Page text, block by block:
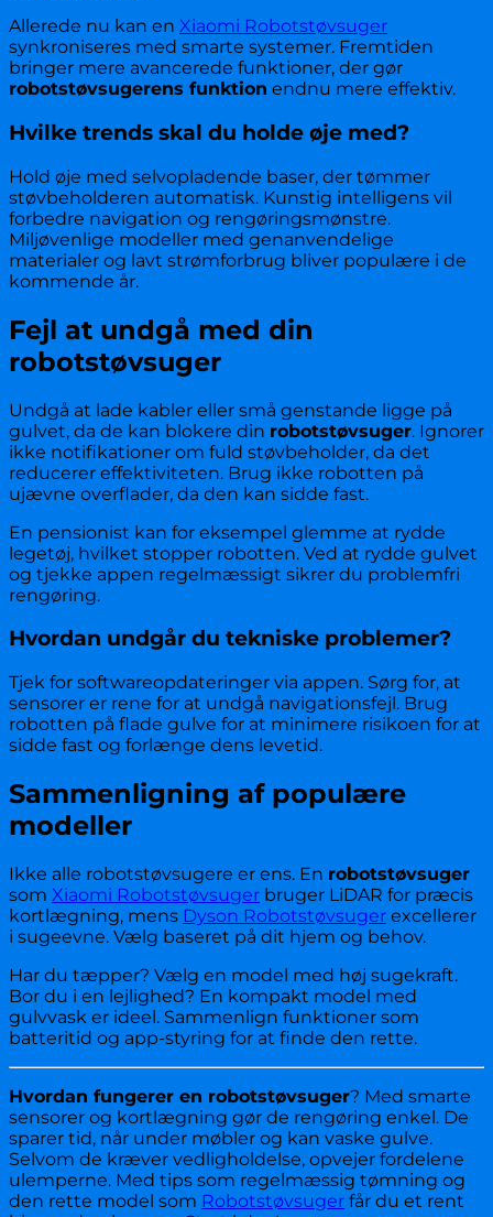
Allerede nu kan en Xiaomi Robotstøvsuger
synkroniseres med smarte systemer. Fremtiden
bringer mere avancerede funktioner, der gør
robotstøvsugerens funktion endnu mere effektiv.
Hvilke trends skal du holde øje med?
Hold øje med selvopladende baser, der tømmer
støvbeholderen automatisk. Kunstig intelligens vil
forbedre navigation og rengøringsmønstre.
Miljøvenlige modeller med genanvendelige
materialer og lavt strømforbrug bliver populære i de
kommende år.
Fejl at undgå med din
robotstøvsuger
Undgå at lade kabler eller små genstande ligge på
gulvet, da de kan blokere din robotstøvsuger. Ignorer
ikke notifikationer om fuld støvbeholder, da det
reducerer effektiviteten. Brug ikke robotten på
ujævne overflader, da den kan sidde fast.
En pensionist kan for eksempel glemme at rydde
legetøj, hvilket stopper robotten. Ved at rydde gulvet
og tjekke appen regelmæssigt sikrer du problemfri
rengøring.
Hvordan undgår du tekniske problemer?
Tjek for softwareopdateringer via appen. Sørg for, at
sensorer er rene for at undgå navigationsfejl. Brug
robotten på flade gulve for at minimere risikoen for at
sidde fast og forlænge dens levetid.
Sammenligning af populære
modeller
Ikke alle robotstøvsugere er ens. En robotstøvsuger
som Xiaomi Robotstøvsuger bruger LiDAR for præcis
kortlægning, mens Dyson Robotstøvsuger excellerer
i sugeevne. Vælg baseret på dit hjem og behov.
Har du tæpper? Vælg en model med høj sugekraft.
Bor du i en lejlighed? En kompakt model med
gulvvask er ideel. Sammenlign funktioner som
batteritid og app-styring for at finde den rette.
Hvordan fungerer en robotstøvsuger? Med smarte
sensorer og kortlægning gør de rengøring enkel. De
sparer tid, når under møbler og kan vaske gulve.
Selvom de kræver vedligholdelse, opvejer fordelene
ulemperne. Med tips som regelmæssig tømning og
den rette model som Robotstøvsuger får du et rent